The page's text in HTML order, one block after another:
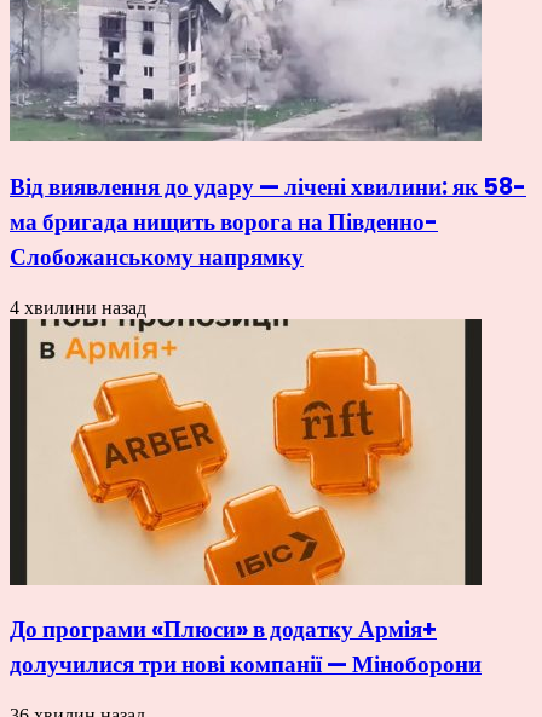
Від виявлення до удару — лічені хвилини: як 58-
ма бригада нищить ворога на Південно-
Слобожанському напрямку
4 хвилини назад
До програми «Плюси» в додатку Армія+
долучилися три нові компанії — Міноборони